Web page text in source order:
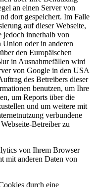
an einen Server von
dort gespeichert. Im Falle
auf dieser Webseite,
innerhalb von
Union oder in anderen
den Europäischen
in Ausnahmefällen wird
von Google in den USA
des Betreibers dieser
benutzen, um Ihre
um Reports über die
und um weitere mit
verbundene
Betreiber zu
von Ihrem Browser
mit anderen Daten von
durch eine